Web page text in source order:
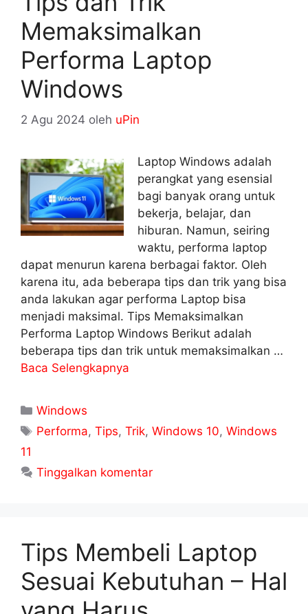
Memaksimalkan
Performa Laptop
Windows
2 Agu 2024 oleh uPin
Laptop Windows adalah
perangkat yang esensial
bagi banyak orang untuk
bekerja, belajar, dan
hiburan. Namun, seiring
waktu, performa laptop
dapat menurun karena berbagai faktor. Oleh
karena itu, ada beberapa tips dan trik yang bisa
anda lakukan agar performa Laptop bisa
menjadi maksimal. Tips Memaksimalkan
Performa Laptop Windows Berikut adalah
beberapa tips dan trik untuk memaksimalkan …
Baca Selengkapnya
Kategori
Windows
Tag
Performa,Tips,Trik,Windows 10,Windows
11
Tinggalkan komentar
Tips Membeli Laptop
Sesuai Kebutuhan – Hal